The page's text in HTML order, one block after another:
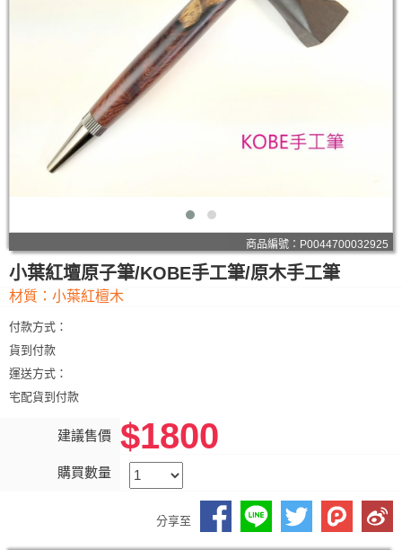
商品編號：P0044700032925
小葉紅壇原子筆/KOBE手工筆/原木手工筆
材質：小葉紅檀木
付款方式：
貨到付款
運送方式：
宅配貨到付款
建議售價 $1800
購買數量
分享至